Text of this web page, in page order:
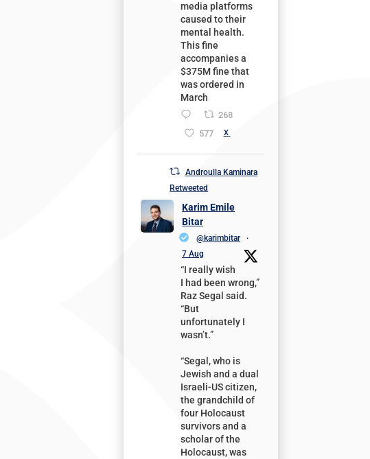
media platforms
caused to their
mental health.
This fine
accompanies a
$375M fine that
was ordered in
March
268
577
X
Androulla Kaminara
Retweeted
Karim Emile
Bitar
@karimbitar
·
7 Aug
“I really wish
I had been wrong,”
Raz Segal said.
“But
unfortunately I
wasn’t.”
“Segal, who is
Jewish and a dual
Israeli-US citizen,
the grandchild of
four Holocaust
survivors and a
scholar of the
Holocaust, was